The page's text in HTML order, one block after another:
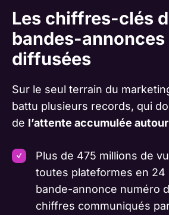
Les chiffres-clés
bandes-annonces
diffusées
Sur le seul terrain du
battu plusieurs records, qui
de l’attente accumulée
Plus de 475 millions de
toutes plateformes en 24
bande-annonce numéro
chiffres communiqués